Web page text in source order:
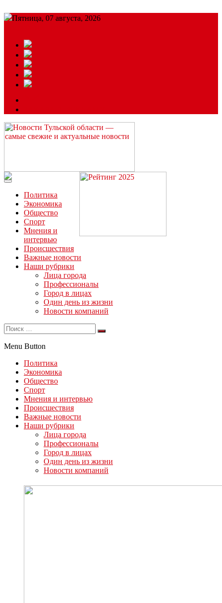
Пятница, 07 августа, 2026
Читайте последние новости дня в Тульской области на сайте
“ЗаНовомосковск”
Политика
Экономика
Общество
Спорт
Мнения и
интервью
Происшествия
Важные новости
Наши рубрики
Лица города
Профессионалы
Город в лицах
Один день из жизни
Новости компаний
Menu Button
Политика
Экономика
Общество
Спорт
Мнения и интервью
Происшествия
Важные новости
Наши рубрики
Лица города
Профессионалы
Город в лицах
Один день из жизни
Новости компаний